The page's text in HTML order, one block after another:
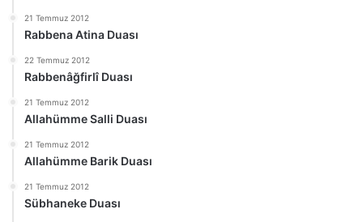
21 Temmuz 2012
Rabbena Atina Duası
22 Temmuz 2012
Rabbenâğfirlî Duası
21 Temmuz 2012
Allahümme Salli Duası
21 Temmuz 2012
Allahümme Barik Duası
21 Temmuz 2012
Sübhaneke Duası